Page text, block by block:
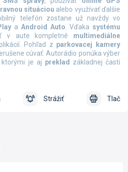
situáciou alebo využívať ďalšie
telefón zostane už navždy vo
a Android Auto. Vďaka systému
v aute kompletné multimediálne
Pohľad z parkovacej kamery
cúvať. Autorádio ponúka výber
je aj preklad
základnej časti
Tlač
Strážiť